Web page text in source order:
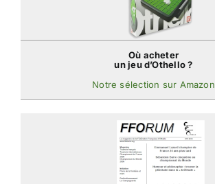
Où acheter
un jeu d’Othello ?
Notre sélection sur Amazon